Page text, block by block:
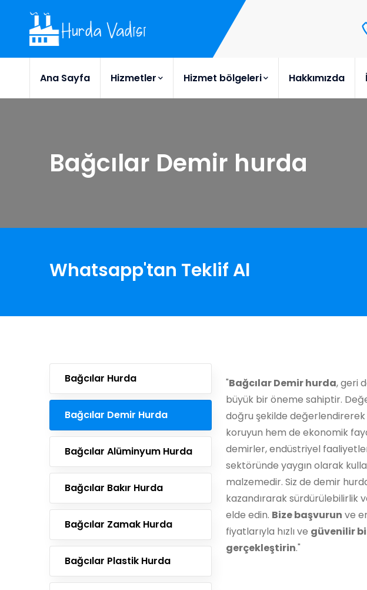
Ana Sayfa Hizmetler Hizmet bölgeleri Hakkımızda
Bağcılar Demir hurda
Whatsapp'tan Teklif Al
Bağcılar Hurda
Bağcılar Demir Hurda
Bağcılar Alüminyum Hurda
Bağcılar Bakır Hurda
Bağcılar Zamak Hurda
Bağcılar Plastik Hurda
"Bağcılar Demir hurda, geri
büyük bir öneme sahiptir.
doğru şekilde
koruyun hem de ekonomik
demirler, endüstriyel
sektöründe yaygın olarak
malzemedir. Siz de demir
kazandırarak sürdürülebilirlik
elde edin. Bize başvurun ve
fiyatlarıyla hızlı ve güvenilir
gerçekleştirin."